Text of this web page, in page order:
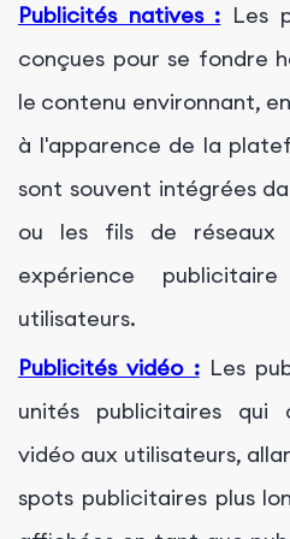
Publicités natives : Les
conçues pour se fondre
le contenu environnant,
à l'apparence de la
sont souvent intégrées
ou les fils de réseaux
expérience
utilisateurs.
Publicités vidéo : Les
unités publicitaires qui
vidéo aux utilisateurs,
spots publicitaires plus